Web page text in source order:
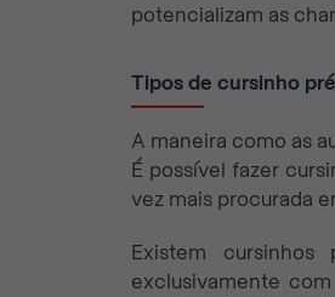
potencializam as
Tipos de cursinho
A maneira como as
É possível fazer
vez mais procurada
Existem
exclusivamente